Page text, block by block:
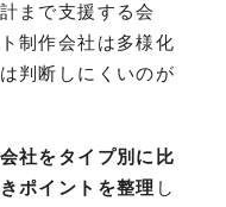
まで支援する会
制作会社は多様化
判断しにくいのが
社をタイプ別に比
ポイントを整理 し